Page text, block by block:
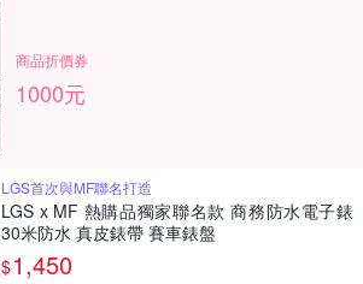
商品折價券
1000元
LGS首次與MF聯名打造
LGS x MF 熱購品獨家聯名款 商務防水電子錶
30米防水 真皮錶帶 賽車錶盤
$1,450